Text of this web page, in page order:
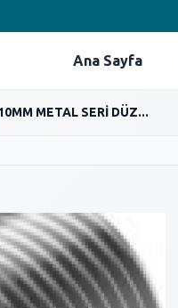
Ana Sayfa
METAL SERİ DÜZ...